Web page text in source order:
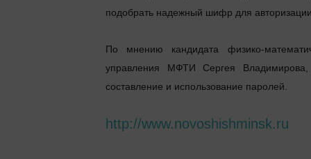
подобрать надежный шифр для
По мнению кандидата физико-
управления МФТИ Сергея Владимирова,
составление и использование паролей.
http://www.novoshishminsk.ru